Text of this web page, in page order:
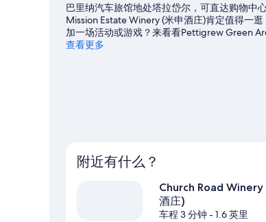
巴里纳汽车旅馆地处塔拉岱尔，可直达购物中
Mission Estate Winery (米申酒庄)肯定值得一
加一场活动或游戏？来看看Pettigrew Green
板运动和漂流，尽情体验该地区的水上游乐活
查看更多
附近有什么？
Church Road Winery
酒庄)
车程 3 分钟- 1.6 英里